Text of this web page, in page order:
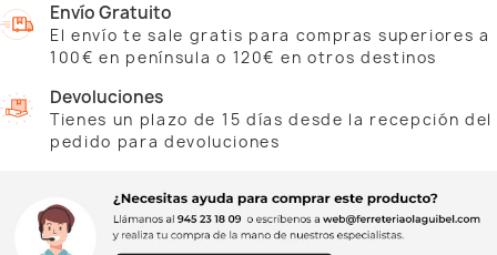
Envío Gratuito
El envío te sale gratis para compras superiores a
100€ en península o 120€ en otros destinos
Devoluciones
Tienes un plazo de 15 días desde la recepción del
pedido para devoluciones